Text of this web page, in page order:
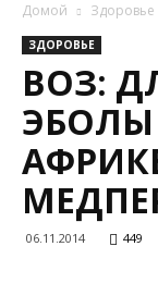
Домой Здоровье
ЗДОРОВЬЕ
​ВОЗ:
06.11.2014 449